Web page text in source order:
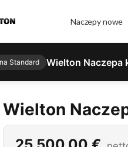
Naczepy nowe
Standard Wielton Naczepa
Wielton